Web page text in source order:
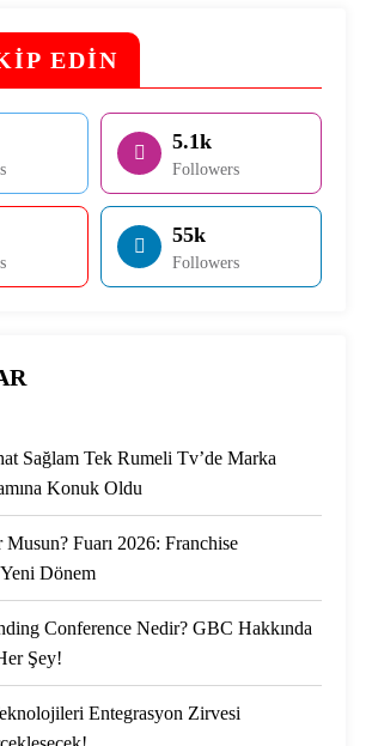
EDİN
5.1k
Followers
55k
Followers
Sağlam Tek Rumeli Tv’de Marka
Konuk Oldu
Fuarı 2026: Franchise
Dönem
Conference Nedir? GBC Hakkında
Şey!
Entegrasyon Zirvesi